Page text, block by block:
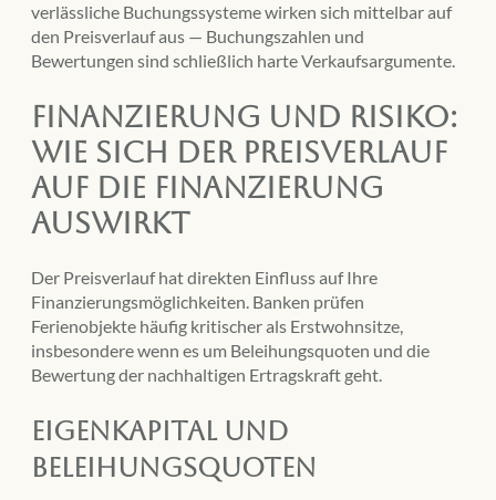
verlässliche Buchungssysteme wirken sich mittelbar auf
den Preisverlauf aus — Buchungszahlen und
Bewertungen sind schließlich harte Verkaufsargumente.
Finanzierung und Risiko:
Wie sich der Preisverlauf
auf die Finanzierung
auswirkt
Der Preisverlauf hat direkten Einfluss auf Ihre
Finanzierungsmöglichkeiten. Banken prüfen
Ferienobjekte häufig kritischer als Erstwohnsitze,
insbesondere wenn es um Beleihungsquoten und die
Bewertung der nachhaltigen Ertragskraft geht.
Eigenkapital und
Beleihungsquoten